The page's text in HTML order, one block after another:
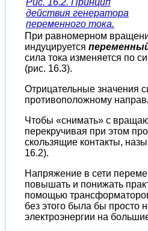
действия генератора
переменного тока.
При равномерном
индуцируется
сила тока изменяется по
(рис. 16.3).
Отрицательные значения
противоположному
Чтобы «снимать» с
перекручивая при этом
скользящие контакты,
16.2).
Напряжение в сети
повышать и понижать
помощью
без этого была бы просто
электроэнергии на